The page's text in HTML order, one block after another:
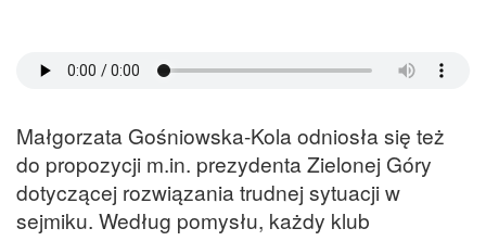
Małgorzata Gośniowska-Kola odniosła się też
do propozycji m.in. prezydenta Zielonej Góry
dotyczącej rozwiązania trudnej sytuacji w
sejmiku. Według pomysłu, każdy klub